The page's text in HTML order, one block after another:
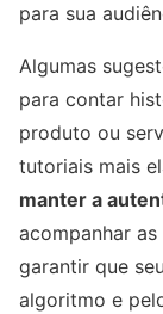
para sua
Algumas
para contar
produto ou
tutoriais mais
manter a
acompanhar
garantir que
algoritmo e